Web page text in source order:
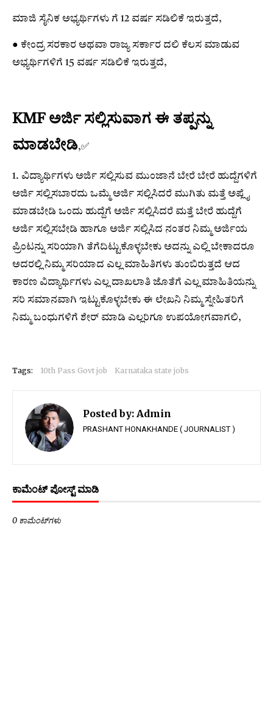
ಮಾಜಿ ಸೈನಿಕ ಅಭ್ಯರ್ಥಿಗಳು ಗೆ 12 ವರ್ಷ ಸಡಿಲಿಕೆ ಇರುತ್ತದೆ,
● ಕೇಂದ್ರ ಸರಕಾರ ಅಥವಾ ರಾಜ್ಯ ಸರ್ಕಾರ ದಲಿ ಕೆಲಸ ಮಾಡುವ
ಅಭ್ಯರ್ಥಿಗಳಿಗೆ 15 ವರ್ಷ ಸಡಿಲಿಕೆ ಇರುತ್ತದೆ,
KMF ಅರ್ಜಿ ಸಲ್ಲಿಸುವಾಗ ಈ ತಪ್ಪನ್ನು
ಮಾಡಬೇಡಿ,✅️
1. ವಿದ್ಯಾರ್ಥಿಗಳು ಅರ್ಜಿ ಸಲ್ಲಿಸುವ ಮುಂಜಾನೆ ಬೇರೆ ಬೇರೆ ಹುದ್ದೆಗಳಿಗೆ
ಅರ್ಜಿ ಸಲ್ಲಿಸಬಾರದು ಒಮ್ಮೆ ಅರ್ಜಿ ಸಲ್ಲಿಸಿದರೆ ಮುಗಿತು ಮತ್ತೆ ಅಪ್ಲೈ
ಮಾಡಬೇಡಿ ಒಂದು ಹುದ್ದೆಗೆ ಅರ್ಜಿ ಸಲ್ಲಿಸಿದರೆ ಮತ್ತೆ ಬೇರೆ ಹುದ್ದೆಗೆ
ಅರ್ಜಿ ಸಲ್ಲಿಸಬೇಡಿ ಹಾಗೂ ಅರ್ಜಿ ಸಲ್ಲಿಸಿದ ನಂತರ ನಿಮ್ಮ ಅರ್ಜಿಯ
ಪ್ರಿಂಟನ್ನು ಸರಿಯಾಗಿ ತೆಗೆದಿಟ್ಟುಕೊಳ್ಳಬೇಕು ಅದನ್ನು ಎಲ್ಲಿ ಬೇಕಾದರೂ
ಅದರಲ್ಲಿ ನಿಮ್ಮ ಸರಿಯಾದ ಎಲ್ಲ ಮಾಹಿತಿಗಳು ತುಂಬಿರುತ್ತದೆ ಆದ
ಕಾರಣ ವಿದ್ಯಾರ್ಥಿಗಳು ಎಲ್ಲ ದಾಖಲಾತಿ ಜೊತೆಗೆ ಎಲ್ಲ ಮಾಹಿತಿಯನ್ನು
ಸರಿ ಸಮಾನವಾಗಿ ಇಟ್ಟುಕೊಳ್ಳಬೇಕು ಈ ಲೇಖನಿ ನಿಮ್ಮ ಸ್ನೇಹಿತರಿಗೆ
ನಿಮ್ಮ ಬಂಧುಗಳಿಗೆ ಶೇರ್ ಮಾಡಿ ಎಲ್ಲರಿಗೂ ಉಪಯೋಗವಾಗಲಿ,
Tags: 10th Pass Govt job Karnataka state jobs
Posted by: Admin
PRASHANT HONAKHANDE ( JOURNALIST )
ಕಾಮೆಂಟ್‌‌ ಪೋಸ್ಟ್‌ ಮಾಡಿ
0 ಕಾಮೆಂಟ್‌ಗಳು